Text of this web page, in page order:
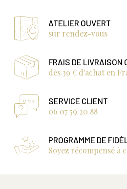
ATELIER OUVERT
sur rendez-vous
FRAIS DE LIVRAISON
dès 39 € d'achat en
SERVICE CLIENT
06 07 59 20 88
PROGRAMME DE
Soyez récompensé à